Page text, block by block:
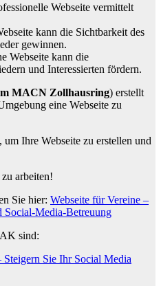
Webseite vermittelt
kann die Sichtbarkeit des
gewinnen.
Webseite kann die
und Interessierten fördern.
MACN Zollhausring) erstellt
eine Webseite zu
Ihre Webseite zu erstellen und
arbeiten!
Sie hier: Webseite für Vereine –
Social-Media-Betreuung
sind:
Sie Ihr Social Media